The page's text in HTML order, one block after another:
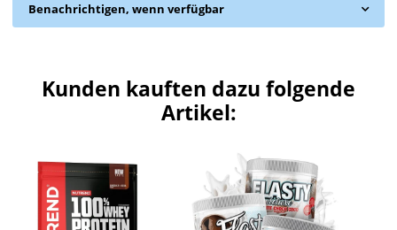
Benachrichtigen, wenn verfügbar
Kunden kauften dazu folgende
Artikel: